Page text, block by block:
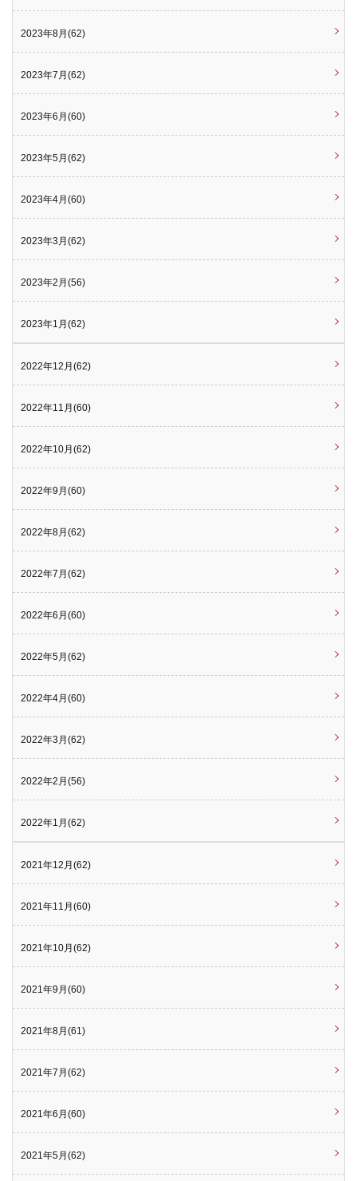
2023年8月(62)
2023年7月(62)
2023年6月(60)
2023年5月(62)
2023年4月(60)
2023年3月(62)
2023年2月(56)
2023年1月(62)
2022年12月(62)
2022年11月(60)
2022年10月(62)
2022年9月(60)
2022年8月(62)
2022年7月(62)
2022年6月(60)
2022年5月(62)
2022年4月(60)
2022年3月(62)
2022年2月(56)
2022年1月(62)
2021年12月(62)
2021年11月(60)
2021年10月(62)
2021年9月(60)
2021年8月(61)
2021年7月(62)
2021年6月(60)
2021年5月(62)